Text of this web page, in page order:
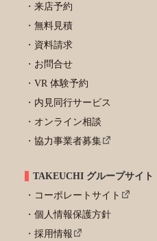
来店予約
無料見積
資料請求
お問合せ
VR 体験予約
内見同行サービス
オンライン相談
協力事業者募集
TAKEUCHI グループサイト
コーポレートサイト
個人情報保護方針
採用情報